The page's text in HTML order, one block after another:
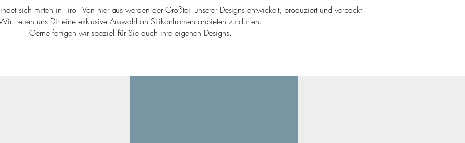
sich mitten in Tirol. Von hier aus werden der Großteil unserer Designs entwickelt, produziert und verpackt.
freuen uns Dir eine exklusive Auswahl an Silikonfromen anbieten zu dürfen.
Gerne fertigen wir speziell für Sie auch ihre eigenen Designs.